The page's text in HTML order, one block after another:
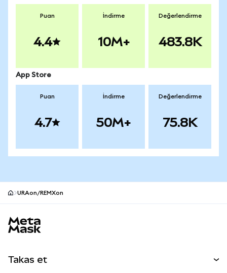
Puan
4.4
İndirme
10M+
Değerlendirme
483.8K
App Store
Puan
4.7
İndirme
50M+
Değerlendirme
75.8K
URAon/REMXon
Takas et